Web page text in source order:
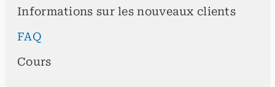
Informations sur les nouveaux clients
FAQ
Cours